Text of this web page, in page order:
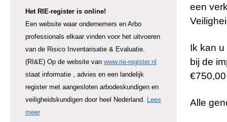
Het RIE-register is online!
Een website waar ondernemers en Arbo
professionals elkaar vinden voor het uitvoeren
van de Risico Inventarisatie & Evaluatie.
(RI&E) Op de website van www.rie-register.nl
staat informatie , advies en een landelijk
register met aangesloten arbodeskundigen en
veiligheidskundigen door heel Nederland. Lees
meer
een
Ik kan
bij de
Alle